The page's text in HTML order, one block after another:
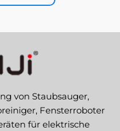
von Staubsauger,
Fensterroboter
für elektrische